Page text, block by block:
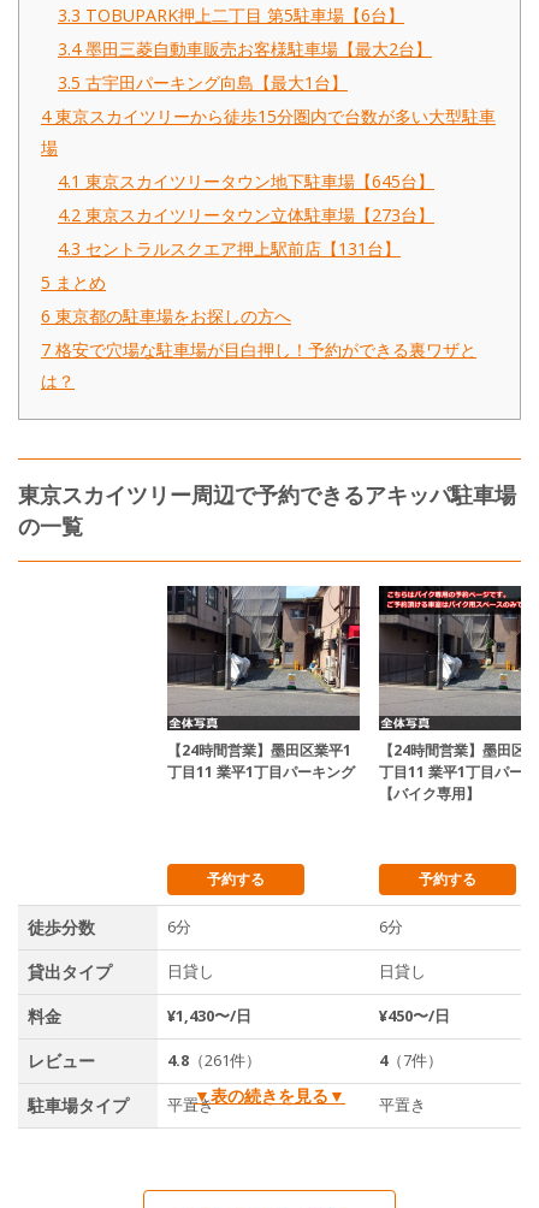
3.3 TOBUPARK押上二丁目 第5駐車場【6台】
3.4 墨田三菱自動車販売お客様駐車場【最大2台】
3.5 古宇田パーキング向島【最大1台】
4 東京スカイツリーから徒歩15分圏内で台数が多い大型駐車
場
4.1 東京スカイツリータウン地下駐車場【645台】
4.2 東京スカイツリータウン立体駐車場【273台】
4.3 セントラルスクエア押上駅前店【131台】
5 まとめ
6 東京都の駐車場をお探しの方へ
7 格安で穴場な駐車場が目白押し！予約ができる裏ワザと
は？
東京スカイツリー周辺で予約できるアキッパ駐車場
の一覧
【24時間営業】墨田区業平1
丁目11 業平1丁目パーキング
【24時間営業】墨田区
丁目11 業平1丁目パー
【バイク専用】
予約する 予約する
徒歩分数 6分 6分
貸出タイプ 日貸し 日貸し
料金 ¥1,430〜/日 ¥450〜/日
レビュー 4.8 （261件） 4（7件）
駐車場タイプ 平置き 平置き
▼表の続きを見る▼